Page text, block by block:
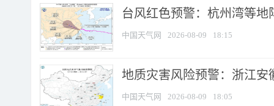
台风红色预警：杭州湾等地
中国天气网 2026-08-09 18:15
地质灾害风险预警：浙江安
中国天气网 2026-08-09 18:05